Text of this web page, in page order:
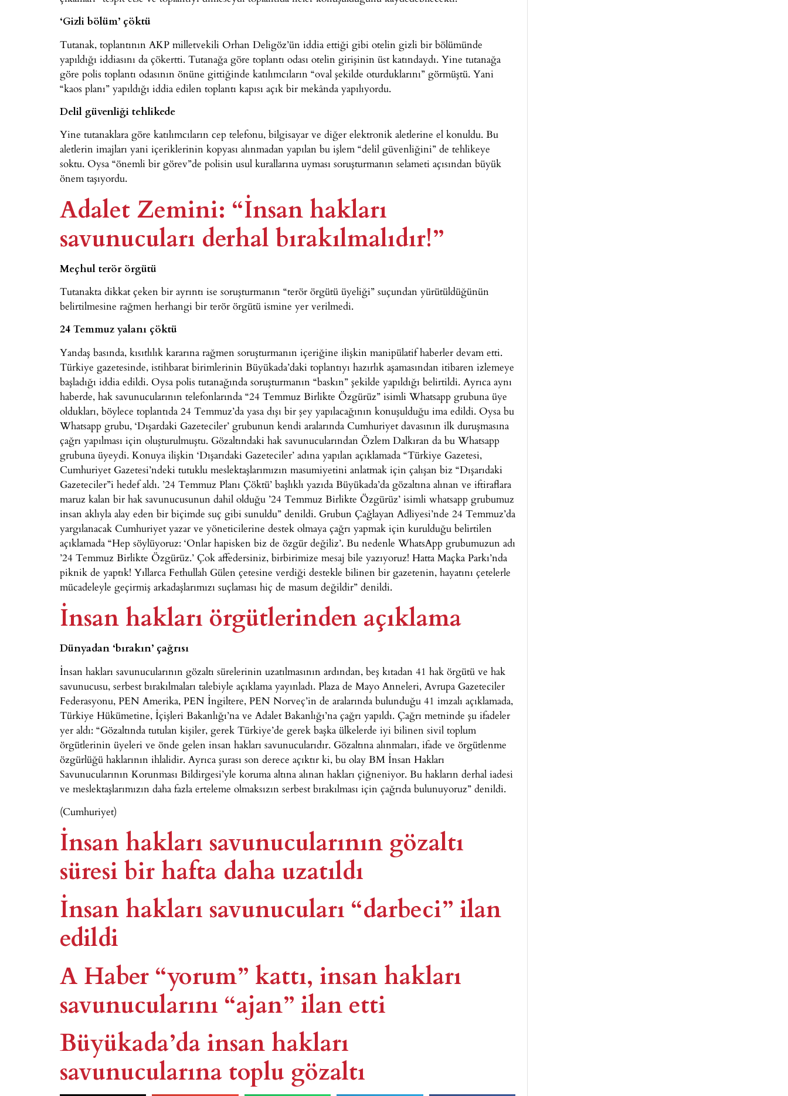
‘Gizli bölüm’ çöktü
Tutanak, toplantının AKP milletvekili Orhan Deligöz’ün iddia ettiği gibi otelin gizli bir bölümünde
yapıldığı iddiasını da çökertti. Tutanağa göre toplantı odası otelin girişinin üst katındaydı. Yine tutanağa
göre polis toplantı odasının önüne gittiğinde katılımcıların “oval şekilde oturduklarını” görmüştü. Yani
“kaos planı” yapıldığı iddia edilen toplantı kapısı açık bir mekânda yapılıyordu.
Delil güvenliği tehlikede
Yine tutanaklara göre katılımcıların cep telefonu, bilgisayar ve diğer elektronik aletlerine el konuldu. Bu
aletlerin imajları yani içeriklerinin kopyası alınmadan yapılan bu işlem “delil güvenliğini” de tehlikeye
soktu. Oysa “önemli bir görev”de polisin usul kurallarına uyması soruşturmanın selameti açısından büyük
önem taşıyordu.
Adalet Zemini: “İnsan hakları
savunucuları derhal bırakılmalıdır!”​
Meçhul terör örgütü
Tutanakta dikkat çeken bir ayrıntı ise soruşturmanın “terör örgütü üyeliği” suçundan yürütüldüğünün
belirtilmesine rağmen herhangi bir terör örgütü ismine yer verilmedi.
24 Temmuz yalanı çöktü
Yandaş basında, kısıtlılık kararına rağmen soruşturmanın içeriğine ilişkin manipülatif haberler devam etti.
Türkiye gazetesinde, istihbarat birimlerinin Büyükada’daki toplantıyı hazırlık aşamasından itibaren izlemeye
başladığı iddia edildi. Oysa polis tutanağında soruşturmanın “baskın” şekilde yapıldığı belirtildi. Ayrıca aynı
haberde, hak savunucularının telefonlarında “24 Temmuz Birlikte Özgürüz” isimli Whatsapp grubuna üye
oldukları, böylece toplantıda 24 Temmuz’da yasa dışı bir şey yapılacağının konuşulduğu ima edildi. Oysa bu
Whatsapp grubu, ‘Dışardaki Gazeteciler’ grubunun kendi aralarında Cumhuriyet davasının ilk duruşmasına
çağrı yapılması için oluşturulmuştu. Gözaltındaki hak savunucularından Özlem Dalkıran da bu Whatsapp
grubuna üyeydi. Konuya ilişkin ‘Dışarıdaki Gazeteciler’ adına yapılan açıklamada “Türkiye Gazetesi,
Cumhuriyet Gazetesi’ndeki tutuklu meslektaşlarımızın masumiyetini anlatmak için çalışan biz “Dışarıdaki
Gazeteciler”i hedef aldı. ’24 Temmuz Planı Çöktü’ başlıklı yazıda Büyükada’da gözaltına alınan ve iftiraflara
maruz kalan bir hak savunucusunun dahil olduğu ’24 Temmuz Birlikte Özgürüz’ isimli whatsapp grubumuz
insan aklıyla alay eden bir biçimde suç gibi sunuldu” denildi. Grubun Çağlayan Adliyesi’nde 24 Temmuz’da
yargılanacak Cumhuriyet yazar ve yöneticilerine destek olmaya çağrı yapmak için kurulduğu belirtilen
açıklamada “Hep söylüyoruz: ‘Onlar hapisken biz de özgür değiliz’. Bu nedenle WhatsApp grubumuzun adı
’24 Temmuz Birlikte Özgürüz.’ Çok affedersiniz, birbirimize mesaj bile yazıyoruz! Hatta Maçka Parkı’nda
piknik de yaptık! Yıllarca Fethullah Gülen çetesine verdiği destekle bilinen bir gazetenin, hayatını çetelerle
mücadeleyle geçirmiş arkadaşlarımızı suçlaması hiç de masum değildir” denildi.
İnsan hakları örgütlerinden açıklama
Dünyadan ‘bırakın’ çağrısı
İnsan hakları savunucularının gözaltı sürelerinin uzatılmasının ardından, beş kıtadan 41 hak örgütü ve hak
savunucusu, serbest bırakılmaları talebiyle açıklama yayınladı. Plaza de Mayo Anneleri, Avrupa Gazeteciler
Federasyonu, PEN Amerika, PEN İngiltere, PEN Norveç’in de aralarında bulunduğu 41 imzalı açıklamada,
Türkiye Hükümetine, İçişleri Bakanlığı’na ve Adalet Bakanlığı’na çağrı yapıldı. Çağrı metninde şu ifadeler
yer aldı: “Gözaltında tutulan kişiler, gerek Türkiye’de gerek başka ülkelerde iyi bilinen sivil toplum
örgütlerinin üyeleri ve önde gelen insan hakları savunucularıdır. Gözaltına alınmaları, ifade ve örgütlenme
özgürlüğü haklarının ihlalidir. Ayrıca şurası son derece açıktır ki, bu olay BM İnsan Hakları
Savunucularının Korunması Bildirgesi’yle koruma altına alınan hakları çiğneniyor. Bu hakların derhal iadesi
ve meslektaşlarımızın daha fazla erteleme olmaksızın serbest bırakılması için çağrıda bulunuyoruz” denildi.
(Cumhuriyet)
İnsan hakları savunucularının gözaltı
süresi bir hafta daha uzatıldı
İnsan hakları savunucuları “darbeci” ilan
edildi
A Haber “yorum” kattı, insan hakları
savunucularını “ajan” ilan etti
Büyükada’da insan hakları
savunucularına toplu gözaltı